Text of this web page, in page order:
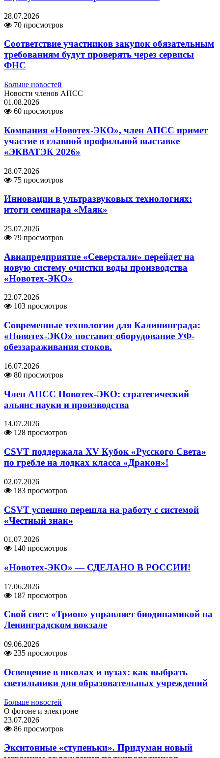
28.07.2026
70 просмотров
Соответствие участников закупок обязательным
требованиям будут проверять через сервисы
ФНС
Больше новостей
Новости членов АПСС
01.08.2026
60 просмотров
Компания «Новотех-ЭКО», член АПСС примет
участие в главной профильной выставке
«ЭКВАТЭК 2026»
28.07.2026
75 просмотров
Инновации в ультразвуковых технологиях:
итоги семинара «Маяк»
25.07.2026
79 просмотров
Авиапредприятие «Северстали» перейдет на
новую систему очистки воды производства
«Новотех-ЭКО»
22.07.2026
103 просмотров
Современные технологии для Калининграда:
«Новотех-ЭКО» поставит оборудование УФ-
обеззараживания стоков.
16.07.2026
80 просмотров
Член АПСС Новотех-ЭКО: стратегический
альянс науки и производства
14.07.2026
128 просмотров
CSVT поддержала XV Кубок «Русского Света»
по гребле на лодках класса «Дракон»!
02.07.2026
183 просмотров
CSVT успешно перешла на работу с системой
«Честный знак»
01.07.2026
140 просмотров
«Новотех-ЭКО» — СДЕЛАНО В РОССИИ!
17.06.2026
187 просмотров
Свой свет: «Трион» управляет биодинамикой на
Ленинградском вокзале
09.06.2026
235 просмотров
Освещение в школах и вузах: как выбрать
светильники для образовательных учреждений
Больше новостей
О фотоне и электроне
23.07.2026
86 просмотров
Экситонные «ступеньки». Придуман новый